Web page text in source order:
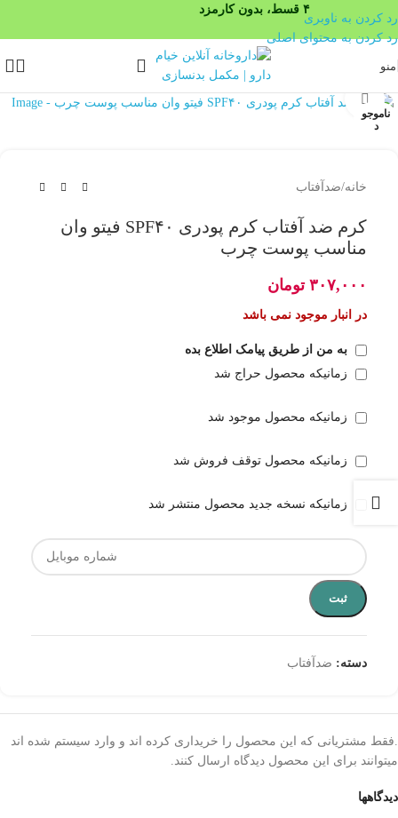
۴ قسط، بدون کارمزد
رد کردن به ناوبری
رد کردن به محتوای اصلی
منو
ناموجو
د
بزرگنمایی تصویر
خانه/ضدآفتاب
کرم ضد آفتاب کرم پودری SPF۴۰ فیتو وان
مناسب پوست چرب
۳۰۷,۰۰۰ تومان
در انبار موجود نمی باشد
به من از طریق پیامک اطلاع بده
زمانیکه محصول حراج شد
زمانیکه محصول موجود شد
زمانیکه محصول توقف فروش شد
زمانیکه نسخه جدید محصول منتشر شد
ثبت
دسته: ضدآفتاب
دیدگاهها
.فقط مشتریانی که این محصول را خریداری کرده اند و وارد سیستم شده اند
میتوانند برای این محصول دیدگاه ارسال کنند.